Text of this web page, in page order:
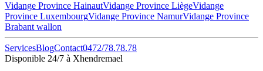
Vidange Province HainautVidange Province LiègeVidange
Province LuxembourgVidange Province NamurVidange Province
Brabant wallon
ServicesBlogContact0472/78.78.78
Disponible 24/7 à Xhendremael